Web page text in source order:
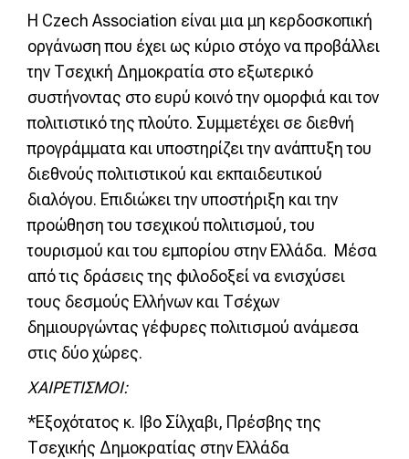
Η Czech Association είναι μια μη κερδοσκοπική
οργάνωση που έχει ως κύριο στόχο να προβάλλει
την Τσεχική Δημοκρατία στο εξωτερικό
συστήνοντας στο ευρύ κοινό την ομορφιά και τον
πολιτιστικό της πλούτο. Συμμετέχει σε διεθνή
προγράμματα και υποστηρίζει την ανάπτυξη του
διεθνούς πολιτιστικού και εκπαιδευτικού
διαλόγου. Επιδιώκει την υποστήριξη και την
προώθηση του τσεχικού πολιτισμού, του
τουρισμού και του εμπορίου στην Ελλάδα. Μέσα
από τις δράσεις της φιλοδοξεί να ενισχύσει
τους δεσμούς Ελλήνων και Τσέχων
δημιουργώντας γέφυρες πολιτισμού ανάμεσα
στις δύο χώρες.
ΧΑΙΡΕΤΙΣΜΟΙ:
*Εξοχότατος κ. Ιβο Σίλχαβι, Πρέσβης της
Τσεχικής Δημοκρατίας στην Ελλάδα